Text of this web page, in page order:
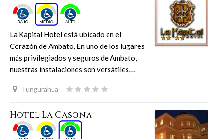
La Kapital Hotel está ubicado en el
Corazón de Ambato, En uno de los lugares
más privilegiados y seguros de Ambato,
nuestras instalaciones son versátiles,…
Tungurahua
Hotel La Casona